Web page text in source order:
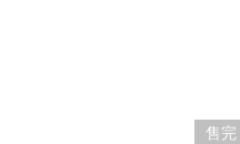
售完